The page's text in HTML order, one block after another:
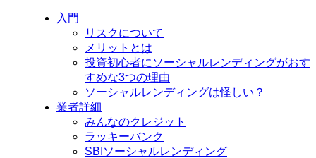
入門
リスクについて
メリットとは
投資初心者にソーシャルレンディングがおす
すめな3つの理由
ソーシャルレンディングは怪しい？
業者詳細
みんなのクレジット
ラッキーバンク
SBIソーシャルレンディング